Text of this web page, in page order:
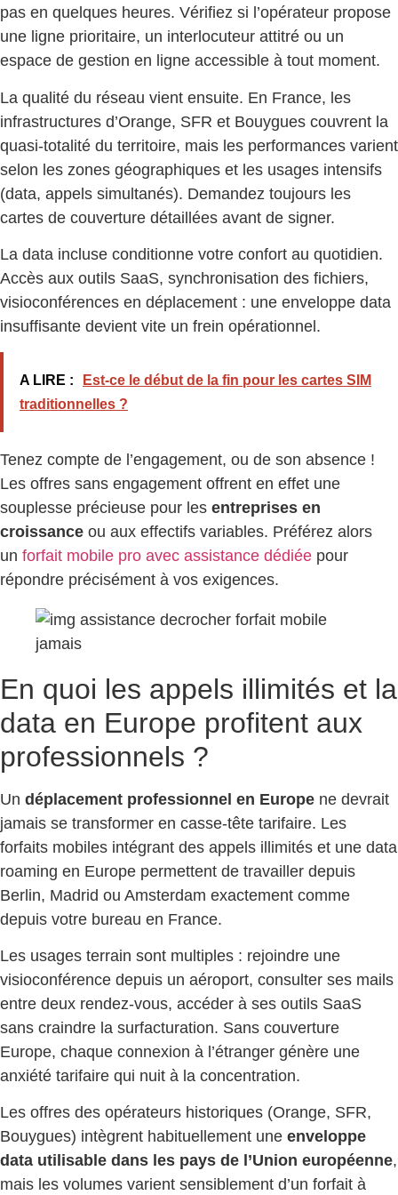
pas en quelques heures. Vérifiez si l’opérateur propose
une ligne prioritaire, un interlocuteur attitré ou un
espace de gestion en ligne accessible à tout moment.
La qualité du réseau vient ensuite. En France, les
infrastructures d’Orange, SFR et Bouygues couvrent la
quasi-totalité du territoire, mais les performances varient
selon les zones géographiques et les usages intensifs
(data, appels simultanés). Demandez toujours les
cartes de couverture détaillées avant de signer.
La data incluse conditionne votre confort au quotidien.
Accès aux outils SaaS, synchronisation des fichiers,
visioconférences en déplacement : une enveloppe data
insuffisante devient vite un frein opérationnel.
A LIRE :
Est-ce le début de la fin pour les cartes SIM
traditionnelles ?
Tenez compte de l’engagement, ou de son absence !
Les offres sans engagement offrent en effet une
souplesse précieuse pour les entreprises en
croissance ou aux effectifs variables. Préférez alors
un forfait mobile pro avec assistance dédiée pour
répondre précisément à vos exigences.
En quoi les appels illimités et la
data en Europe profitent aux
professionnels ?
Un déplacement professionnel en Europe ne devrait
jamais se transformer en casse-tête tarifaire. Les
forfaits mobiles intégrant des appels illimités et une data
roaming en Europe permettent de travailler depuis
Berlin, Madrid ou Amsterdam exactement comme
depuis votre bureau en France.
Les usages terrain sont multiples : rejoindre une
visioconférence depuis un aéroport, consulter ses mails
entre deux rendez-vous, accéder à ses outils SaaS
sans craindre la surfacturation. Sans couverture
Europe, chaque connexion à l’étranger génère une
anxiété tarifaire qui nuit à la concentration.
Les offres des opérateurs historiques (Orange, SFR,
Bouygues) intègrent habituellement une enveloppe
data utilisable dans les pays de l’Union européenne,
mais les volumes varient sensiblement d’un forfait à